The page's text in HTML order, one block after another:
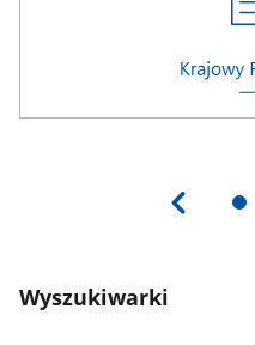
Wyszukiwarki